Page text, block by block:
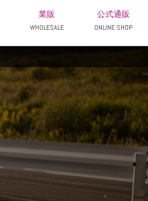
業販
WHOLESALE
公式通販
ONLINE SHOP